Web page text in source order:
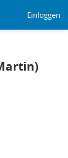
Einloggen